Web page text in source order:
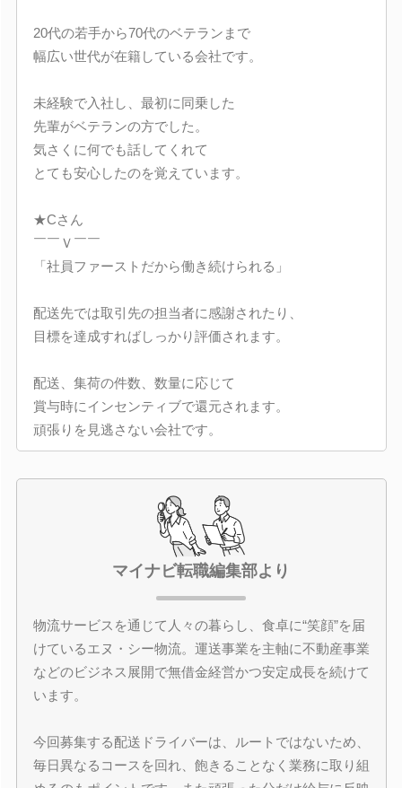
20代の若手から70代のベテランまで
幅広い世代が在籍している会社です。
未経験で入社し、最初に同乗した
先輩がベテランの方でした。
気さくに何でも話してくれて
とても安心したのを覚えています。
★Cさん
￣￣Ｖ￣￣
「社員ファーストだから働き続けられる」
配送先では取引先の担当者に感謝されたり、
目標を達成すればしっかり評価されます。
配送、集荷の件数、数量に応じて
賞与時にインセンティブで還元されます。
頑張りを見逃さない会社です。
マイナビ転職編集部より
物流サービスを通じて人々の暮らし、食卓に“笑顔”を届
けているエヌ・シー物流。運送事業を主軸に不動産事業
などのビジネス展開で無借金経営かつ安定成長を続けて
います。
今回募集する配送ドライバーは、ルートではないため、
毎日異なるコースを回れ、飽きることなく業務に取り組